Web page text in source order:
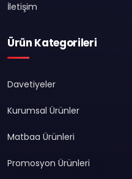
İletişim
Ürün Kategorileri
Davetiyeler
Kurumsal Ürünler
Matbaa Ürünleri
Promosyon Ürünleri